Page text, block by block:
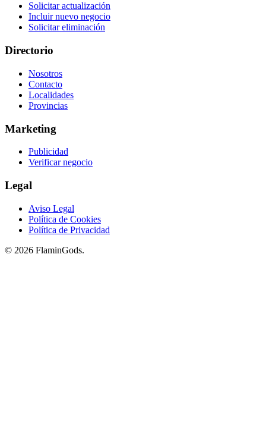
Solicitar actualización
Incluir nuevo negocio
Solicitar eliminación
Directorio
Nosotros
Contacto
Localidades
Provincias
Marketing
Publicidad
Verificar negocio
Legal
Aviso Legal
Política de Cookies
Política de Privacidad
© 2026 FlaminGods.